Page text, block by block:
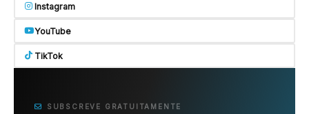
Instagram
YouTube
TikTok
SUBSCREVE GRATUITAMENTE